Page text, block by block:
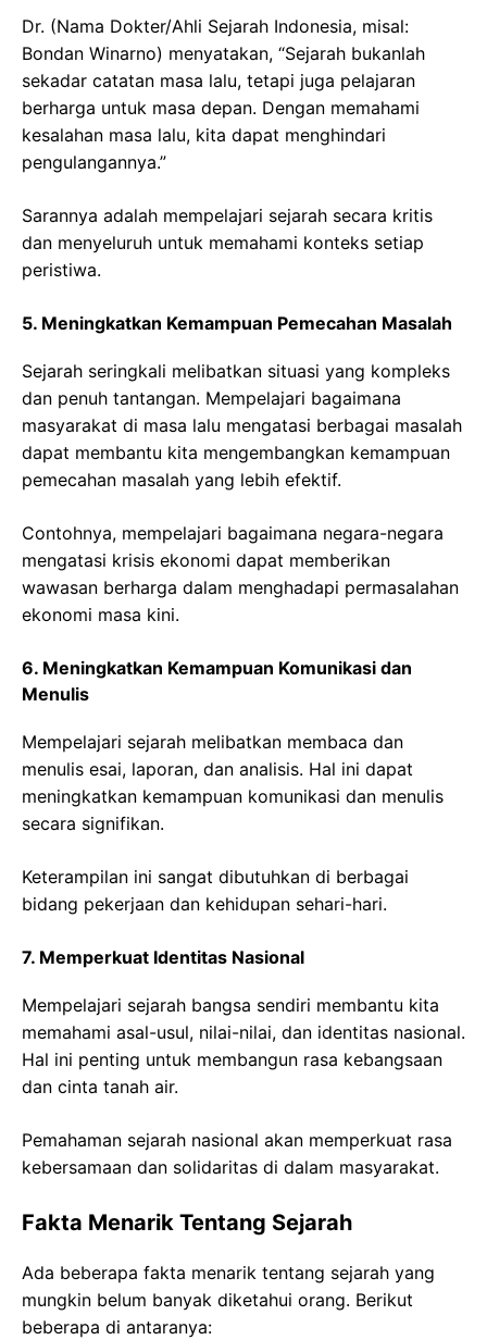
Dr. (Nama Dokter/Ahli Sejarah Indonesia, misal:
Bondan Winarno) menyatakan, “Sejarah bukanlah
sekadar catatan masa lalu, tetapi juga pelajaran
berharga untuk masa depan. Dengan memahami
kesalahan masa lalu, kita dapat menghindari
pengulangannya.”
Sarannya adalah mempelajari sejarah secara kritis
dan menyeluruh untuk memahami konteks setiap
peristiwa.
5. Meningkatkan Kemampuan Pemecahan Masalah
Sejarah seringkali melibatkan situasi yang kompleks
dan penuh tantangan. Mempelajari bagaimana
masyarakat di masa lalu mengatasi berbagai masalah
dapat membantu kita mengembangkan kemampuan
pemecahan masalah yang lebih efektif.
Contohnya, mempelajari bagaimana negara-negara
mengatasi krisis ekonomi dapat memberikan
wawasan berharga dalam menghadapi permasalahan
ekonomi masa kini.
6. Meningkatkan Kemampuan Komunikasi dan
Menulis
Mempelajari sejarah melibatkan membaca dan
menulis esai, laporan, dan analisis. Hal ini dapat
meningkatkan kemampuan komunikasi dan menulis
secara signifikan.
Keterampilan ini sangat dibutuhkan di berbagai
bidang pekerjaan dan kehidupan sehari-hari.
7. Memperkuat Identitas Nasional
Mempelajari sejarah bangsa sendiri membantu kita
memahami asal-usul, nilai-nilai, dan identitas nasional.
Hal ini penting untuk membangun rasa kebangsaan
dan cinta tanah air.
Pemahaman sejarah nasional akan memperkuat rasa
kebersamaan dan solidaritas di dalam masyarakat.
Fakta Menarik Tentang Sejarah
Ada beberapa fakta menarik tentang sejarah yang
mungkin belum banyak diketahui orang. Berikut
beberapa di antaranya: